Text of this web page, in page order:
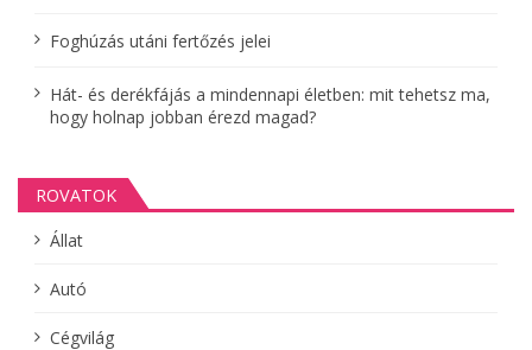
Foghúzás utáni fertőzés jelei
Hát- és derékfájás a mindennapi életben: mit tehetsz ma,
hogy holnap jobban érezd magad?
ROVATOK
Állat
Autó
Cégvilág